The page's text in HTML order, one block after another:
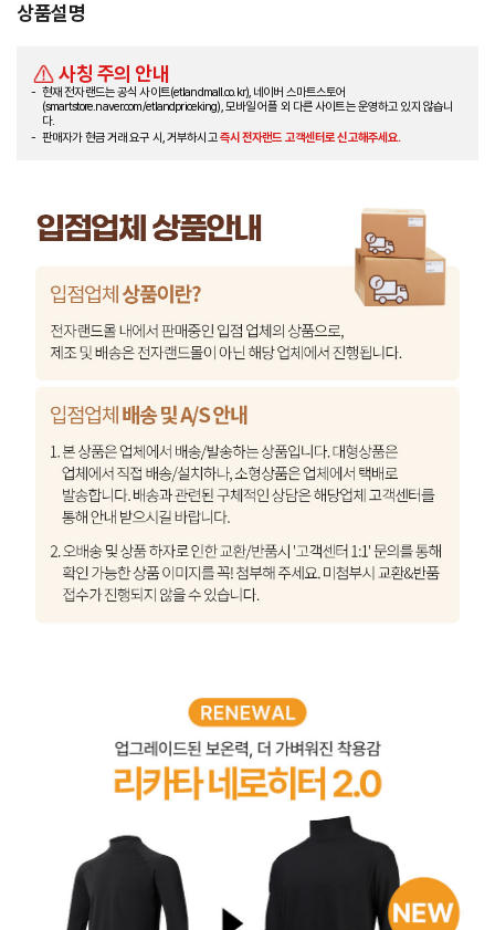
상품설명
사칭 주의 안내
현재 전자랜드는 공식 사이트(etlandmall.co.kr), 네이버 스마트스토어
(smartstore.naver.com/etlandpriceking), 모바일 어플 외 다른 사이트는 운영하고 있지 않습니
다.
판매자가 현금 거래 요구 시, 거부하시고즉시 전자랜드 고객센터로 신고해주세요.